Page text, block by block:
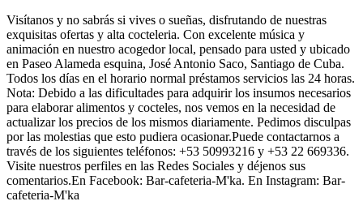
Visítanos y no sabrás si vives o sueñas, disfrutando de nuestras
exquisitas ofertas y alta cocteleria. Con excelente música y
animación en nuestro acogedor local, pensado para usted y ubicado
en Paseo Alameda esquina, José Antonio Saco, Santiago de Cuba.
Todos los días en el horario normal préstamos servicios las 24 horas.
Nota: Debido a las dificultades para adquirir los insumos necesarios
para elaborar alimentos y cocteles, nos vemos en la necesidad de
actualizar los precios de los mismos diariamente. Pedimos disculpas
por las molestias que esto pudiera ocasionar.Puede contactarnos a
través de los siguientes teléfonos: +53 50993216 y +53 22 669336.
Visite nuestros perfiles en las Redes Sociales y déjenos sus
comentarios.En Facebook: Bar-cafeteria-M'ka. En Instagram: Bar-
cafeteria-M'ka